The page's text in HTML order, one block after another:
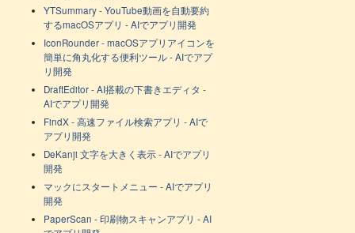
YTSummary - YouTube動画を自動要約
するmacOSアプリ - AIでアプリ開発
IconRounder - macOSアプリアイコンを
簡単に角丸化する便利ツール - AIでアプ
リ開発
DraftEditor - AI搭載の下書きエディタ -
AIでアプリ開発
FindX - 高速ファイル検索アプリ - AIで
アプリ開発
DeKanji 文字を大きく表示 - AIでアプリ
開発
マックにスタートメニュー - AIでアプリ
開発
PaperScan - 印刷物スキャンアプリ - AI